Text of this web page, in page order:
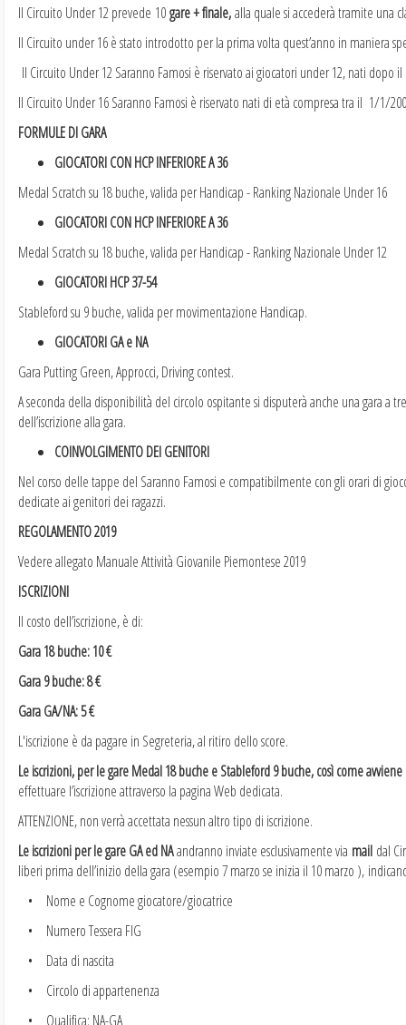
Il Circuito Under 12 prevede 10gare + finale,alla quale si accederà tramite una
Il Circuito under 16 è stato introdotto per la prima volta quest’anno in maniera
Il Circuito Under 12 Saranno Famosi è riservato ai giocatori under 12, nati dopo
Il Circuito Under 16 Saranno Famosi è riservato nati di età compresa tra il 1/1/
FORMULE DI GARA
GIOCATORI CON HCP INFERIORE A 36
Medal Scratch su 18 buche, valida per Handicap - Ranking Nazionale Under 16
GIOCATORI CON HCP INFERIORE A 36
Medal Scratch su 18 buche, valida per Handicap - Ranking Nazionale Under 12
GIOCATORI HCP 37-54
Stableford su 9 buche, valida per movimentazione Handicap.
GIOCATORI GA e NA
Gara Putting Green, Approcci, Driving contest.
A seconda della disponibilità del circolo ospitante si disputerà anche una gara
dell’iscrizione alla gara.
COINVOLGIMENTO DEI GENITORI
Nel corso delle tappe del Saranno Famosi e compatibilmente con gli orari di
dedicate ai genitori dei ragazzi.
REGOLAMENTO 2019
Vedere allegato Manuale Attività Giovanile Piemontese 2019
ISCRIZIONI
Il costo dell’iscrizione, è di:
Gara 18 buche: 10 €
Gara 9 buche: 8 €
Gara GA/NA: 5 €
L'iscrizione è da pagare in Segreteria, al ritiro dello score.
Le iscrizioni, per le gare Medal 18 buche e Stableford 9 buche, così come
effettuare l’iscrizione attraverso la pagina Web dedicata.
ATTENZIONE, non verrà accettata nessun altro tipo di iscrizione.
Le iscrizioni per le gare GA ed NAandranno inviate esclusivamente via mail dal
liberi prima dell’inizio della gara (esempio 7 marzo se inizia il 10 marzo ),
• Nome e Cognome giocatore/giocatrice
• Numero Tessera FIG
• Data di nascita
• Circolo di appartenenza
• Qualifica: NA-GA